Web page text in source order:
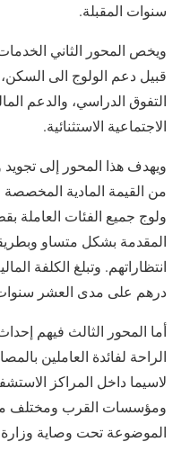
سنوات المقبلة.
ويخص المحور الثاني الخدمات
قبيل دعم الولوج الى
التفوق الدراسي، والدعم
الاجتماعية الاستثنائية.
ويهدف هذا المحور إلى
من القيمة المادية
ولوج جميع الفئات العاملة
المقدمة بشكل متساو
درهم على مدى العشر سنوات 2022-
أما المحور الثالث فيهم
الراحة لفائدة العاملين
لاسيما داخل المراكز
ومؤسسات القرب ومختلف
الموضوعة تحت وصاية وزارة